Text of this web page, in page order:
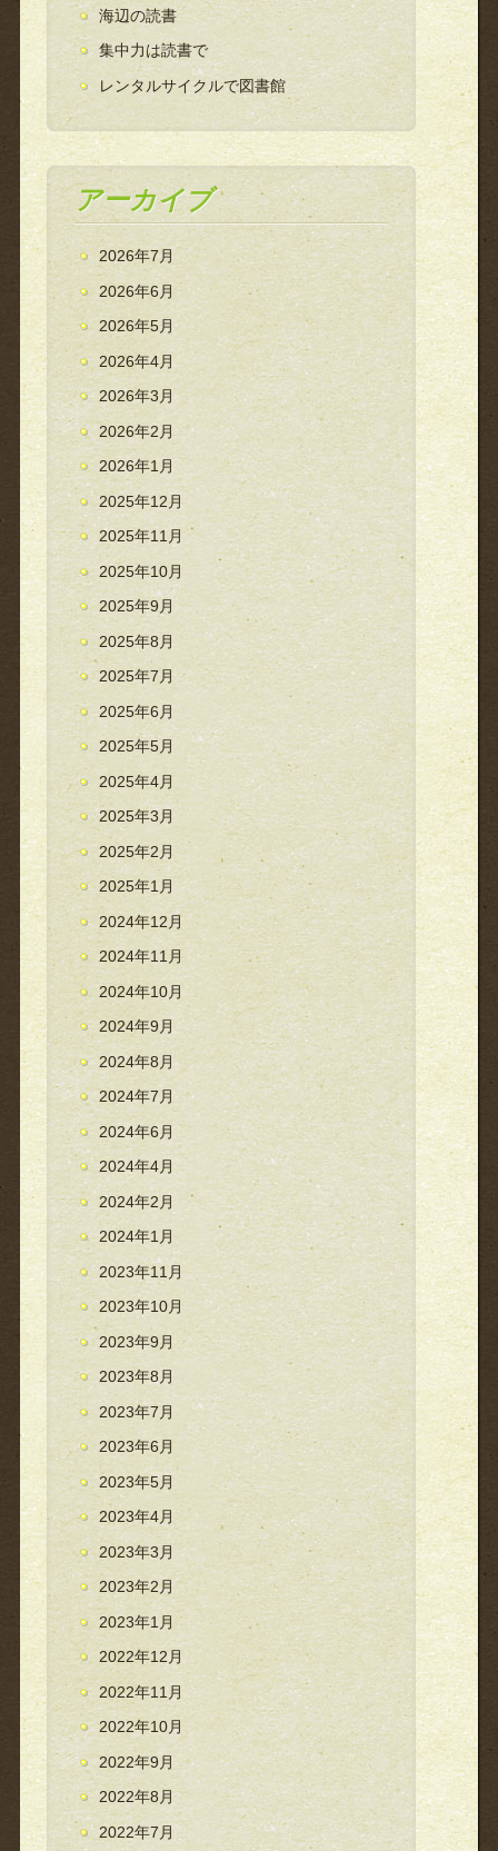
海辺の読書
集中力は読書で
レンタルサイクルで図書館
アーカイブ
2026年7月
2026年6月
2026年5月
2026年4月
2026年3月
2026年2月
2026年1月
2025年12月
2025年11月
2025年10月
2025年9月
2025年8月
2025年7月
2025年6月
2025年5月
2025年4月
2025年3月
2025年2月
2025年1月
2024年12月
2024年11月
2024年10月
2024年9月
2024年8月
2024年7月
2024年6月
2024年4月
2024年2月
2024年1月
2023年11月
2023年10月
2023年9月
2023年8月
2023年7月
2023年6月
2023年5月
2023年4月
2023年3月
2023年2月
2023年1月
2022年12月
2022年11月
2022年10月
2022年9月
2022年8月
2022年7月